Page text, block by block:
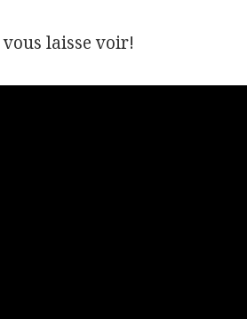
vous laisse voir!